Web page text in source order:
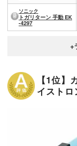
ソニック
トガリターン 手動 EK
-4297
【1位
イストロ